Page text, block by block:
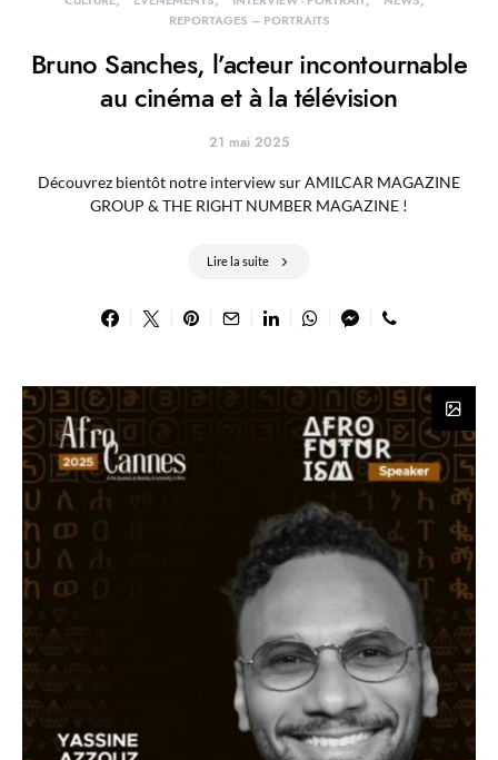
REPORTAGES – PORTRAITS
Bruno Sanches, l’acteur incontournable
au cinéma et à la télévision
21 mai 2025
Découvrez bientôt notre interview sur AMILCAR MAGAZINE
GROUP & THE RIGHT NUMBER MAGAZINE !
Lire la suite